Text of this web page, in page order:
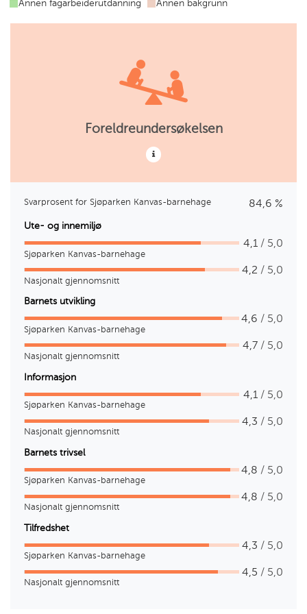
Annen fagarbeiderutdanning
Annen bakgrunn
Foreldreundersøkelsen
Svarprosent for Sjøparken Kanvas-barnehage 84,6 %
Ute- og innemiljø
4,1 / 5,0
Sjøparken Kanvas-barnehage
4,2 / 5,0
Nasjonalt gjennomsnitt
Barnets utvikling
4,6 / 5,0
Sjøparken Kanvas-barnehage
4,7 / 5,0
Nasjonalt gjennomsnitt
Informasjon
4,1 / 5,0
Sjøparken Kanvas-barnehage
4,3 / 5,0
Nasjonalt gjennomsnitt
Barnets trivsel
4,8 / 5,0
Sjøparken Kanvas-barnehage
4,8 / 5,0
Nasjonalt gjennomsnitt
Tilfredshet
4,3 / 5,0
Sjøparken Kanvas-barnehage
4,5 / 5,0
Nasjonalt gjennomsnitt